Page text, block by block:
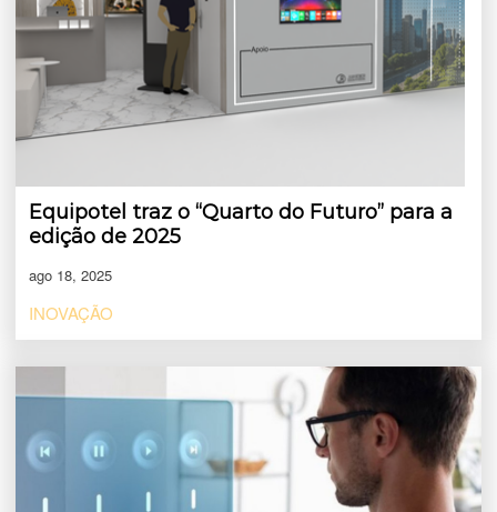
Equipotel traz o “Quarto do Futuro” para a
edição de 2025
ago 18, 2025
INOVAÇÃO